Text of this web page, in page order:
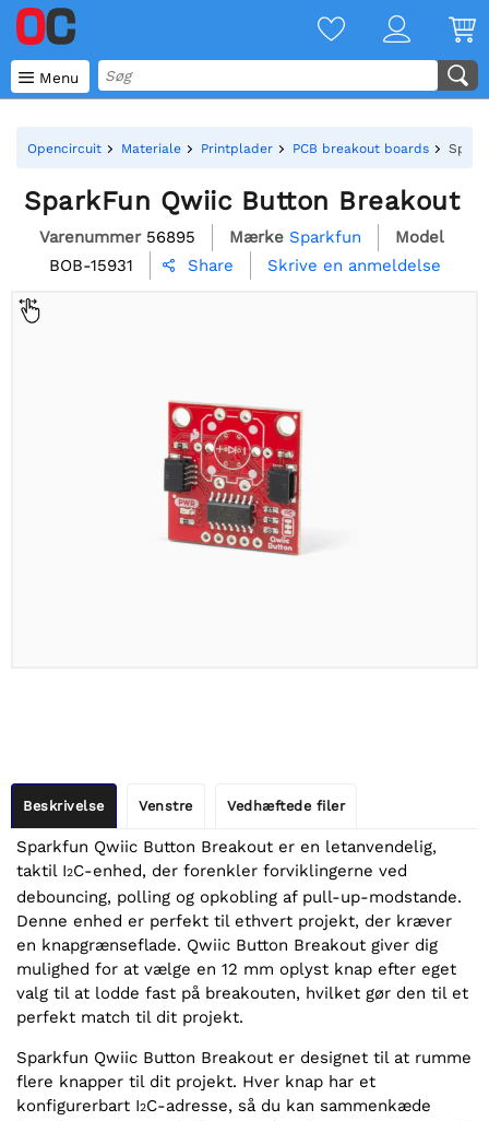
 Menu
Opencircuit Materiale Printplader PCB breakout boards
SparkFun Qwiic Button Breakout
Varenummer 56895 Mærke Sparkfun
Model
BOB-15931
 Share Skrive en anmeldelse
Beskrivelse Venstre Vedhæftede filer
Sparkfun Qwiic Button Breakout er en letanvendelig,
taktil I2C-enhed, der forenkler forviklingerne ved
debouncing, polling og opkobling af pull-up-modstande.
Denne enhed er perfekt til ethvert projekt, der kræver
en knapgrænseflade. Qwiic Button Breakout giver dig
mulighed for at vælge en 12 mm oplyst knap efter eget
valg til at lodde fast på breakouten, hvilket gør den til et
perfekt match til dit projekt.
Sparkfun Qwiic Button Breakout er designet til at rumme
flere knapper til dit projekt. Hver knap har et
konfigurerbart I2C-adresse, så du kan sammenkæde